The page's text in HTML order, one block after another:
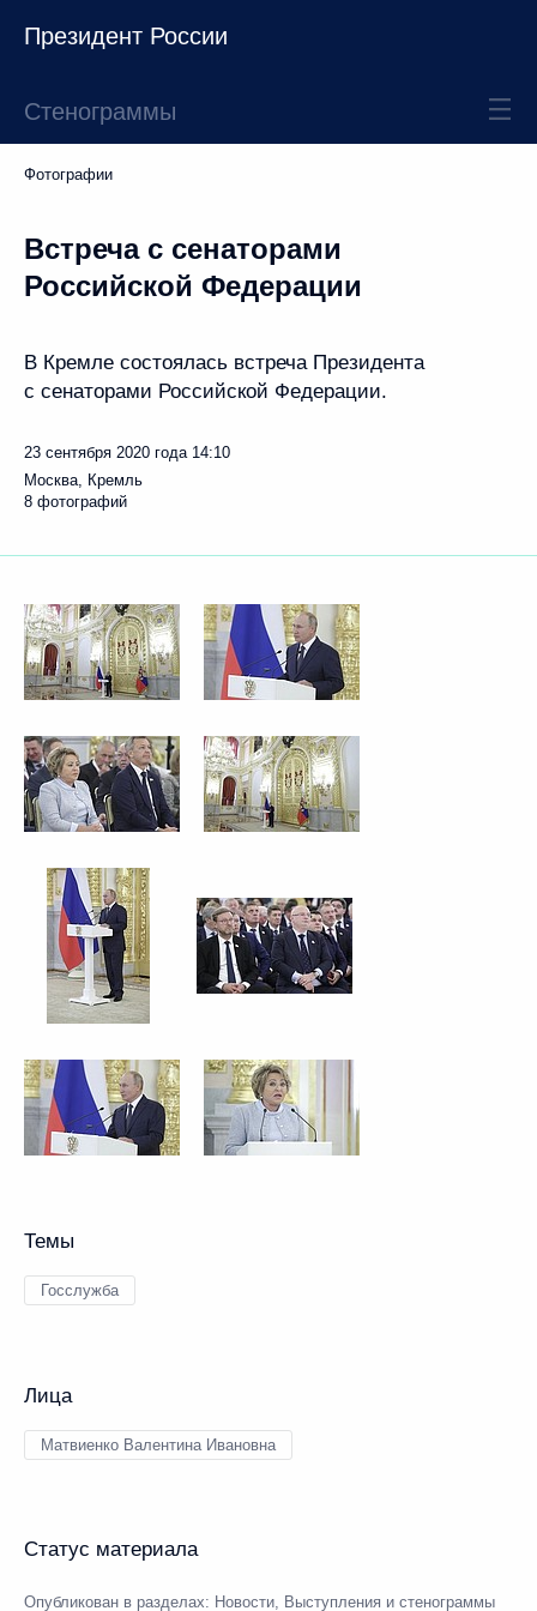
Президент России
Стенограммы
Фотографии
Встреча с сенаторами
Российской Федерации
В Кремле состоялась встреча Президента
с сенаторами Российской Федерации.
23 сентября 2020 года 14:10
Москва, Кремль
8 фотографий
Темы
Госслужба
Лица
Матвиенко Валентина Ивановна
Статус материала
Опубликован в разделах: Новости, Выступления и стенограммы